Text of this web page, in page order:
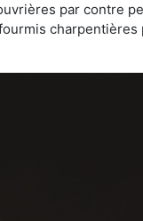
par contre